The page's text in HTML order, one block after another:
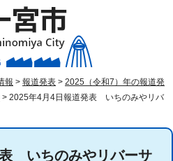
報 > 報道発表 > 2025（令和7）年の報道発
> 2025年4月4日報道発表 いちのみやリバ
いちのみやリバーサ